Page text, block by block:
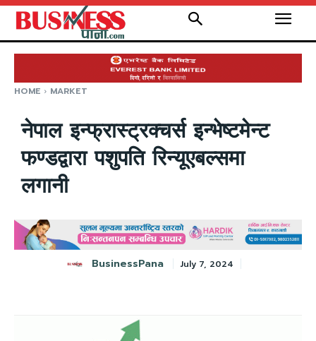
HOME MARKET
नेपाल इन्फ्रास्ट्रक्चर्स इन्भेष्टमेन्ट
फण्डद्वारा पशुपति रिन्यूएबल्समा
लगानी
BusinessPana July 7, 2024